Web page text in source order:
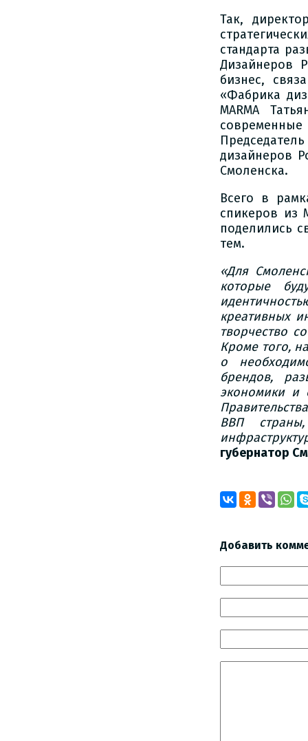
Так,
стандарта
Дизайнеров
бизнес,
«Фабрика
MARMA
современные
дизайнеров
Смоленска.
Всего в
спикеров из
поделились
тем.
«Для
которые
креативных
творчество
Кроме того,
о
брендов,
экономики и
ВВП
губернатор
Добавить